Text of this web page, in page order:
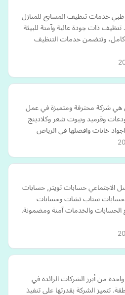
خدمات تنظيف المسابح للمنازل
تنظيف ذات جودة عالية وآمنة للبيئة
وتتضمن خدمات التنظيف
هي شركة محترفة ومتميزة في عمل
وقرميد وبيوت شعر وكلادينج
خانات وافضلها في الرياض
الاجتماعي حسابات تويتر, حسابات
حسابات سناب تشات وحسابات
والخدمات آمنة ومضمونة.
من أبرز الشركات الرائدة في
تتميز الشركة بقدرتها على تنفيذ